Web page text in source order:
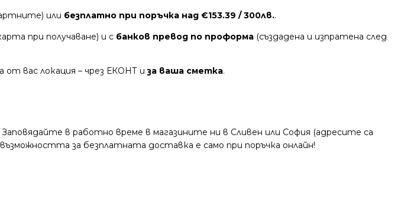
или безплатно при поръчка над €153.39 / 300лв..
при получаване) и с банков превод по проформа (създадена и изпратена след
от вас локация – чрез ЕКОНТ иза ваша сметка.
в работно време в магазините ни в Сливен или София (адресите са
за безплатната доставка е само при поръчка онлайн!